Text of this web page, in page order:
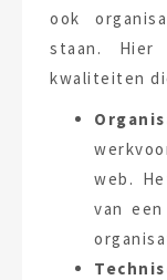
ook
staan. Hier
kwaliteiten
web.
van